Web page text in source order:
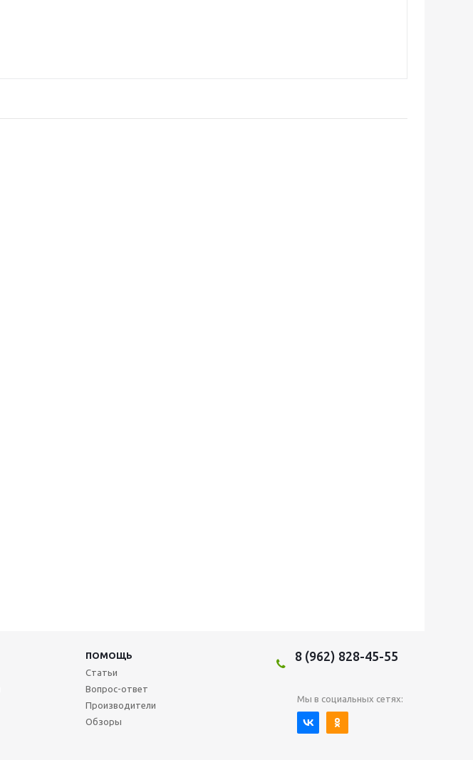
ПОМОЩЬ
Статьи
Вопрос-ответ
Производители
Обзоры
8 (962) 828-45-55
Мы в социальных сетях: